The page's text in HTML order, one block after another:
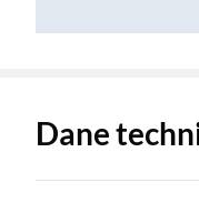
Dane